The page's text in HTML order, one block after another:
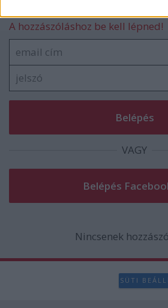
related to security, including
functionality and fraud
user protection.
A hozzászóláshoz be kell lépned!
VAGY
Nincsenek
SÜTI